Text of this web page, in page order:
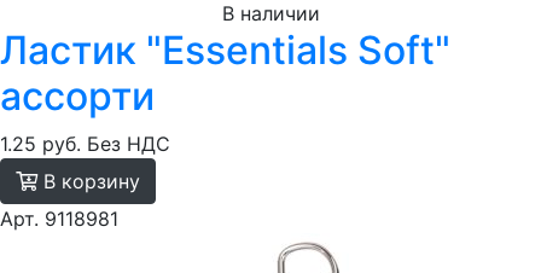
В наличии
Ластик "Essentials Soft"
ассорти
1.25 руб. Без НДС
В корзину
Арт. 9118981